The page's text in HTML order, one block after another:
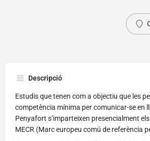
Descripció
Estudis que tenen com a objectiu que les
competència mínima per comunicar-se en
Penyafort s’imparteixen presencialment
MECR (Marc europeu comú de referència